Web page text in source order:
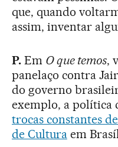
que, quando
assim, inventar
P. Em O que temos,
panelaço contra
do governo
exemplo, a política
trocas constantes
de Culturaem